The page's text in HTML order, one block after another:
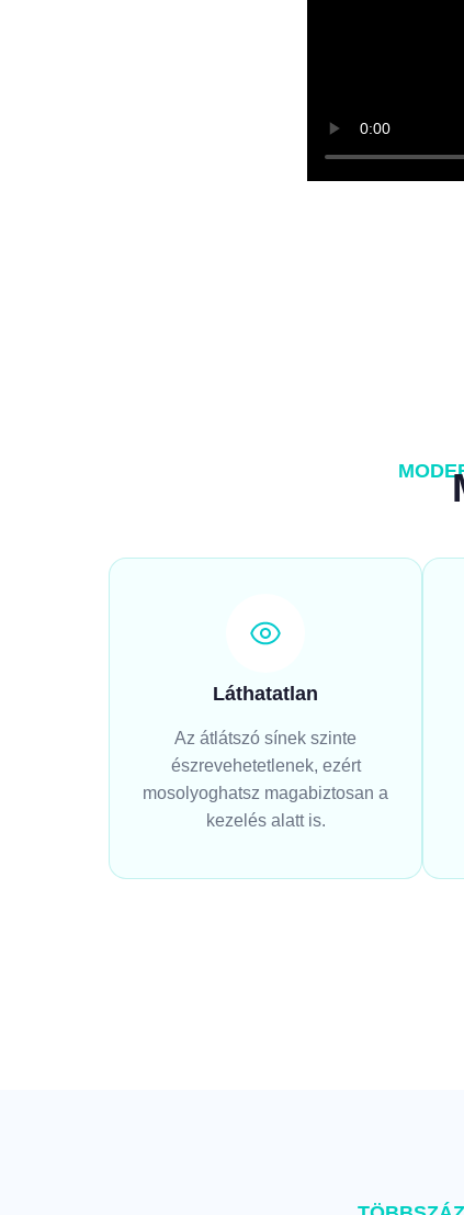
Láthatatlan
Az átlátszó sínek szinte
észrevehetetlenek, ezért
mosolyoghatsz magabiztosan a
kezelés alatt is.